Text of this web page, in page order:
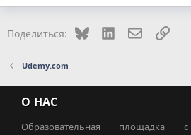
Поделиться: Bluesky LinkedIn
Udemy.com
О НАС
Образовательная площадка